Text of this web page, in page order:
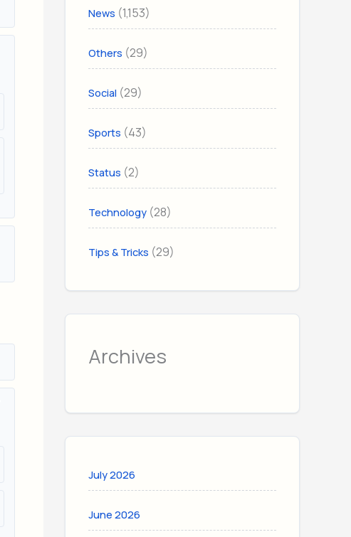
News (1,153)
Others (29)
Social (29)
Sports (43)
Status (2)
Technology (28)
Tips & Tricks (29)
Archives
July 2026
June 2026